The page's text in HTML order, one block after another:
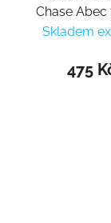
Chase Abec
Skladem
475